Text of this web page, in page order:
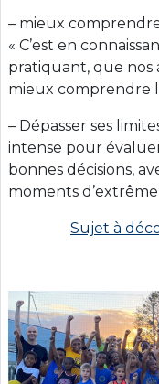
– mieux
« C’est en
pratiquant, que nos
mieux comprendre
– Dépasser ses
intense pour
bonnes décisions,
moments
Sujet à